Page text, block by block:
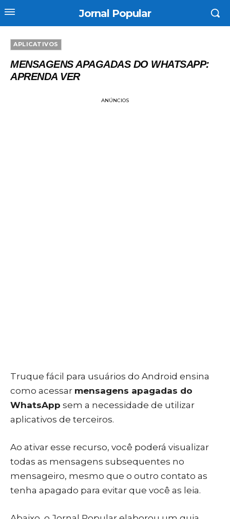
Jornal Popular
APLICATIVOS
MENSAGENS APAGADAS DO WHATSAPP:
APRENDA VER
ANÚNCIOS
Truque fácil para usuários do Android ensina
como acessar mensagens apagadas do
WhatsApp sem a necessidade de utilizar
aplicativos de terceiros.
Ao ativar esse recurso, você poderá visualizar
todas as mensagens subsequentes no
mensageiro, mesmo que o outro contato as
tenha apagado para evitar que você as leia.